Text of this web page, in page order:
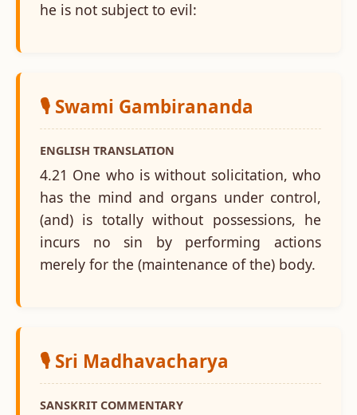
he is not subject to evil:
🎙️ Swami Gambirananda
ENGLISH TRANSLATION
4.21 One who is without solicitation, who
has the mind and organs under control,
(and) is totally without possessions, he
incurs no sin by performing actions
merely for the (maintenance of the) body.
🎙️ Sri Madhavacharya
SANSKRIT COMMENTARY